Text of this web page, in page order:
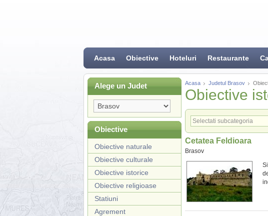
Acasa Obiective Hoteluri Restaurante
Alege un Judet
Obiective
Obiective naturale
Obiective culturale
Obiective istorice
Obiective religioase
Statiuni
Agrement
Acasa Judetul Brasov
Obiective
Cetatea Feldioara
Brasov